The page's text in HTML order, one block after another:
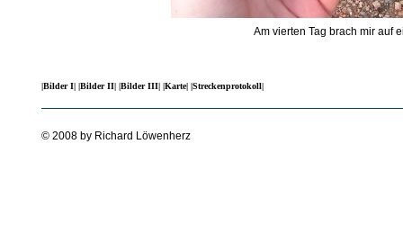
Am vierten Tag brach mir auf
|Bilder I| |Bilder II| |Bilder III| |Karte| |Streckenprotokoll|
© 2008 by Richard Löwenherz